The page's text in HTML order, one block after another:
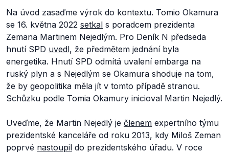
Na úvod zasaďme výrok do kontextu. Tomio Okamura
se 16. května 2022 setkal s poradcem prezidenta
Zemana Martinem Nejedlým. Pro Deník N předseda
hnutí SPD uvedl, že předmětem jednání byla
energetika. Hnutí SPD odmítá uvalení embarga na
ruský plyn a s Nejedlým se Okamura shoduje na tom,
že by geopolitika měla jít v tomto případě stranou.
Schůzku podle Tomia Okamury inicioval Martin Nejedlý.
Uveďme, že Martin Nejedlý je členem expertního týmu
prezidentské kanceláře od roku 2013, kdy Miloš Zeman
poprvé nastoupil do prezidentského úřadu. V roce